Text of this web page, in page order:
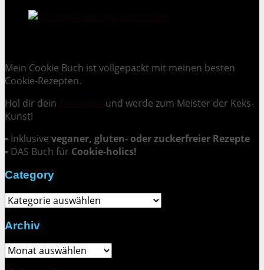
Mein Cookie Buch ist vollgepackt mit meinen besten
Cookie-Rezepten.
Hol dir dein
und werde zum Meister der Keks-
Kunst!
▪ Inklusive veganer, gluten- oder zuckerfreier Rezepte
▪ DAS Buch für Cookie-holics!
Category
Category
Archiv
Archiv